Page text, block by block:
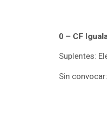
0 – CF
Suplentes:
Sin